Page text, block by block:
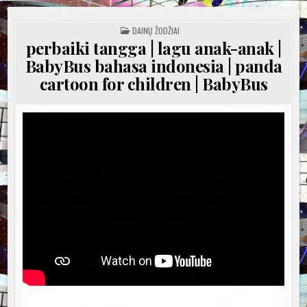
POSTED
IN
DAINŲ ŽODŽIAI
perbaiki tangga | lagu anak-anak |
BabyBus bahasa indonesia | panda
cartoon for children | BabyBus